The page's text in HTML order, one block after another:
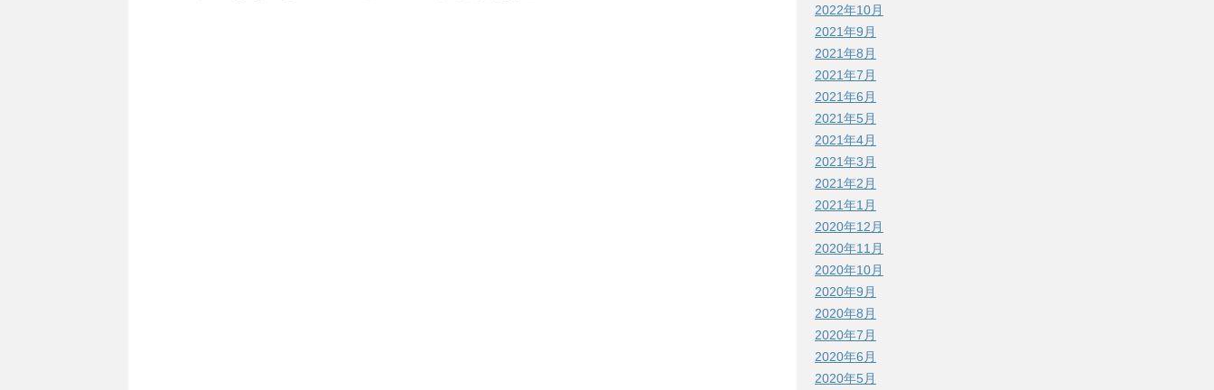
2022年10月
2021年9月
2021年8月
2021年7月
2021年6月
2021年5月
2021年4月
2021年3月
2021年2月
2021年1月
2020年12月
2020年11月
2020年10月
2020年9月
2020年8月
2020年7月
2020年6月
2020年5月